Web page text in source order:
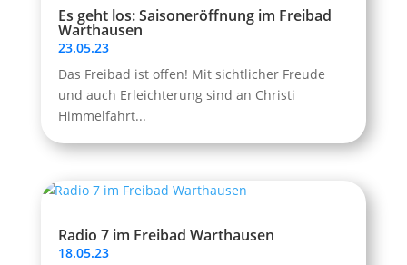
Es geht los: Saisoneröffnung im Freibad
Warthausen
23.05.23
Das Freibad ist offen! Mit sichtlicher Freude
und auch Erleichterung sind an Christi
Himmelfahrt...
Radio 7 im Freibad Warthausen
18.05.23